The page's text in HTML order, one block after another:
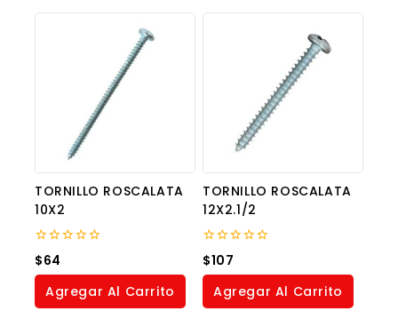
TORNILLO ROSCALATA
10X2
0
out
of
$64
Agregar Al Carrito
TORNILLO ROSCALATA
12X2.1/2
0
out
of
$107
Agregar Al Carrito